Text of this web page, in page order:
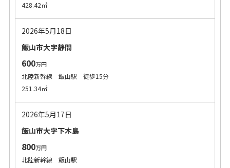
428.42㎡
2026年5月18日
飯山市大字静間
600万円
北陸新幹線 飯山駅 徒歩15分
251.34㎡
2026年5月17日
飯山市大字下木島
800万円
北陸新幹線 飯山駅